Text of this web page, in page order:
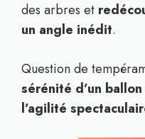
des arbres et
un angle inédit.
Question de
sérénité d’un
l’agilité